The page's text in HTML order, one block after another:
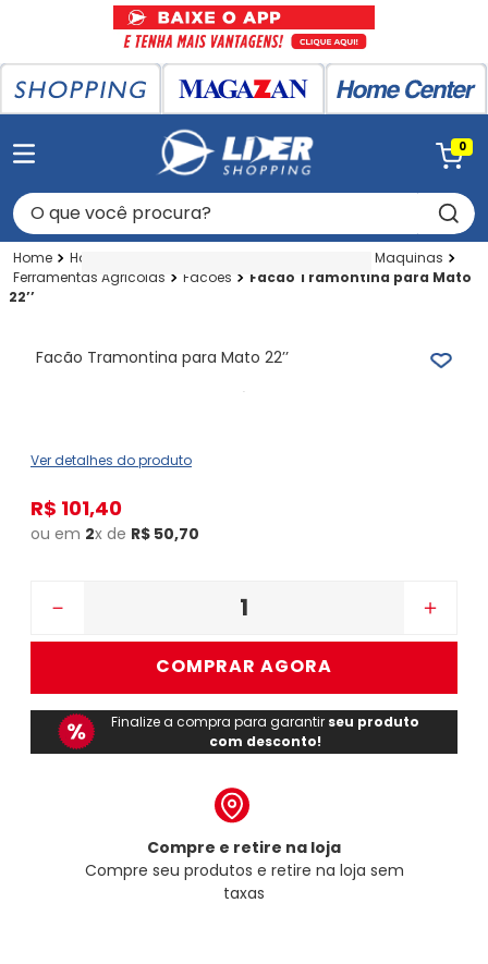
0
O que você procura?
Home Center
Ferramentas E Maquinas
Ferramentas Agricolas
Facoes
Facão Tramontina para Mato
22’’
Facão Tramontina para Mato 22’’
Ver detalhes do produto
R$ 101,40
ou em 2x de R$ 50,70
＋
－
COMPRAR AGORA
Finalize a compra para garantir seu produto
com desconto!
Compre e retire na loja
Compre seu produtos e retire na loja sem
taxas